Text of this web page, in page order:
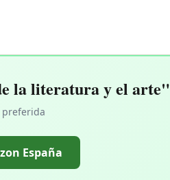
la literatura y el arte"
España